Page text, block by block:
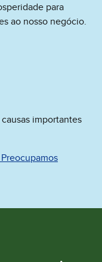
para
ao nosso negócio.
importantes